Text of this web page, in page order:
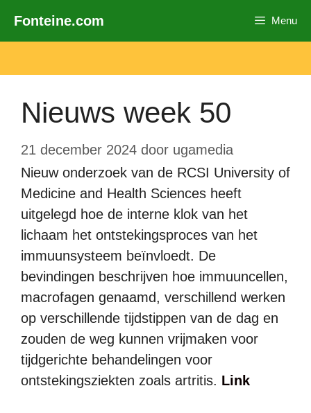
naar
inhoud
Fonteine.com Menu
Nieuws week 50
21 december 2024 door ugamedia
Nieuw onderzoek van de RCSI University of
Medicine and Health Sciences heeft
uitgelegd hoe de interne klok van het
lichaam het ontstekingsproces van het
immuunsysteem beïnvloedt. De
bevindingen beschrijven hoe immuuncellen,
macrofagen genaamd, verschillend werken
op verschillende tijdstippen van de dag en
zouden de weg kunnen vrijmaken voor
tijdgerichte behandelingen voor
ontstekingsziekten zoals artritis. Link